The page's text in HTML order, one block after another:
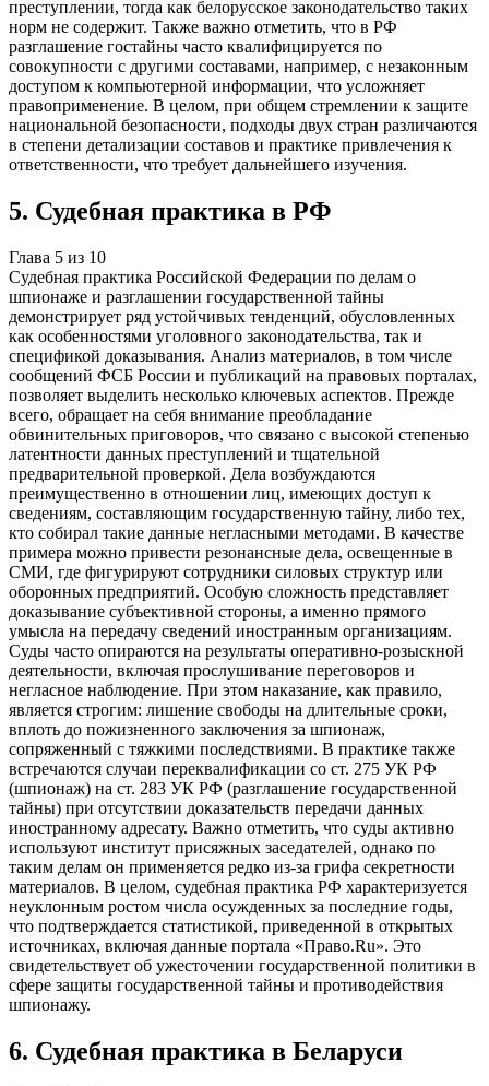
преступлении, тогда как белорусское законодательство таких
норм не содержит. Также важно отметить, что в РФ
разглашение гостайны часто квалифицируется по
совокупности с другими составами, например, с незаконным
доступом к компьютерной информации, что усложняет
правоприменение. В целом, при общем стремлении к защите
национальной безопасности, подходы двух стран различаются
в степени детализации составов и практике привлечения к
ответственности, что требует дальнейшего изучения.
5. Судебная практика в РФ
Глава 5 из 10
Судебная практика Российской Федерации по делам о
шпионаже и разглашении государственной тайны
демонстрирует ряд устойчивых тенденций, обусловленных
как особенностями уголовного законодательства, так и
спецификой доказывания. Анализ материалов, в том числе
сообщений ФСБ России и публикаций на правовых порталах,
позволяет выделить несколько ключевых аспектов. Прежде
всего, обращает на себя внимание преобладание
обвинительных приговоров, что связано с высокой степенью
латентности данных преступлений и тщательной
предварительной проверкой. Дела возбуждаются
преимущественно в отношении лиц, имеющих доступ к
сведениям, составляющим государственную тайну, либо тех,
кто собирал такие данные негласными методами. В качестве
примера можно привести резонансные дела, освещенные в
СМИ, где фигурируют сотрудники силовых структур или
оборонных предприятий. Особую сложность представляет
доказывание субъективной стороны, а именно прямого
умысла на передачу сведений иностранным организациям.
Суды часто опираются на результаты оперативно-розыскной
деятельности, включая прослушивание переговоров и
негласное наблюдение. При этом наказание, как правило,
является строгим: лишение свободы на длительные сроки,
вплоть до пожизненного заключения за шпионаж,
сопряженный с тяжкими последствиями. В практике также
встречаются случаи переквалификации со ст. 275 УК РФ
(шпионаж) на ст. 283 УК РФ (разглашение государственной
тайны) при отсутствии доказательств передачи данных
иностранному адресату. Важно отметить, что суды активно
используют институт присяжных заседателей, однако по
таким делам он применяется редко из-за грифа секретности
материалов. В целом, судебная практика РФ характеризуется
неуклонным ростом числа осужденных за последние годы,
что подтверждается статистикой, приведенной в открытых
источниках, включая данные портала «Право.Ru». Это
свидетельствует об ужесточении государственной политики в
сфере защиты государственной тайны и противодействия
шпионажу.
6. Судебная практика в Беларуси